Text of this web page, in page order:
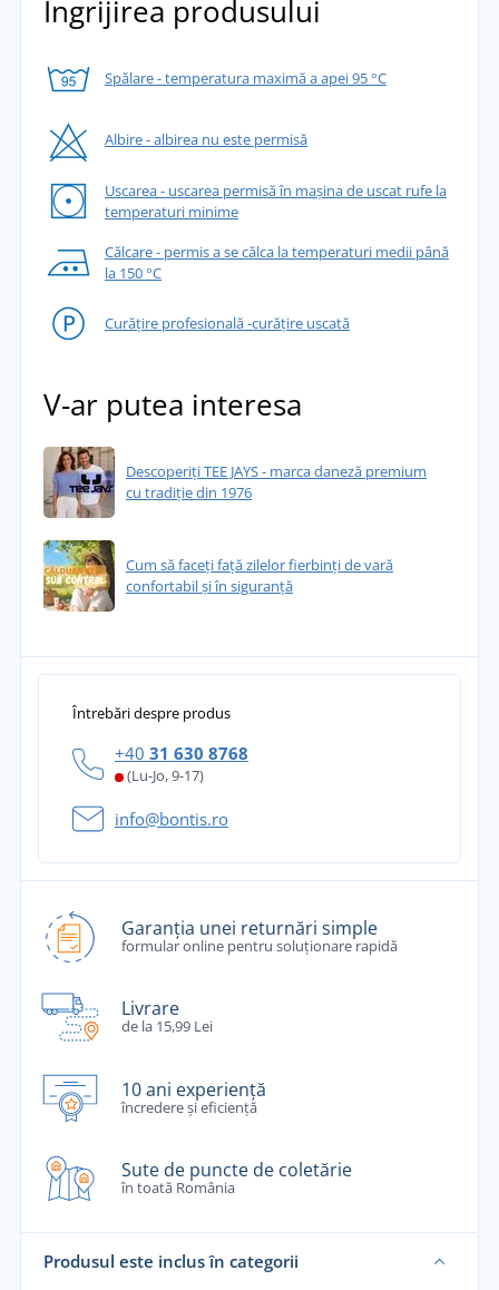
Îngrijirea produsului
Spălare - temperatura maximă a apei 95 °C
Albire - albirea nu este permisă
Uscarea - uscarea permisă în mașina de uscat rufe la
temperaturi minime
Călcare - permis a se călca la temperaturi medii până
la 150 °C
Curățire profesională -curățire uscată
V-ar putea interesa
Descoperiți TEE JAYS - marca daneză premium
cu tradiție din 1976
Cum să faceți față zilelor fierbinți de vară
confortabil și în siguranță
Întrebări despre produs
+40 31 630 8768
(Lu-Jo, 9-17)
info@bontis.ro
Garanția unei returnări simple
formular online pentru soluționare rapidă
Livrare
de la 15,99 Lei
10 ani experiență
încredere și eficiență
Sute de puncte de coletărie
în toată România
Produsul este inclus în categorii